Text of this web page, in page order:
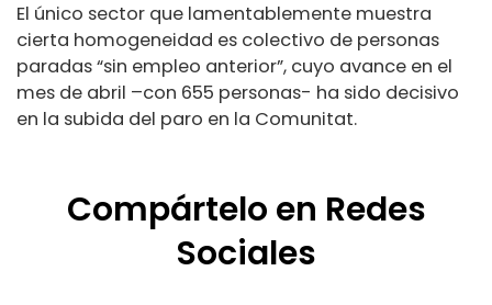
El único sector que lamentablemente muestra
cierta homogeneidad es colectivo de personas
paradas “sin empleo anterior”, cuyo avance en el
mes de abril –con 655 personas- ha sido decisivo
en la subida del paro en la Comunitat.
Compártelo en Redes
Sociales